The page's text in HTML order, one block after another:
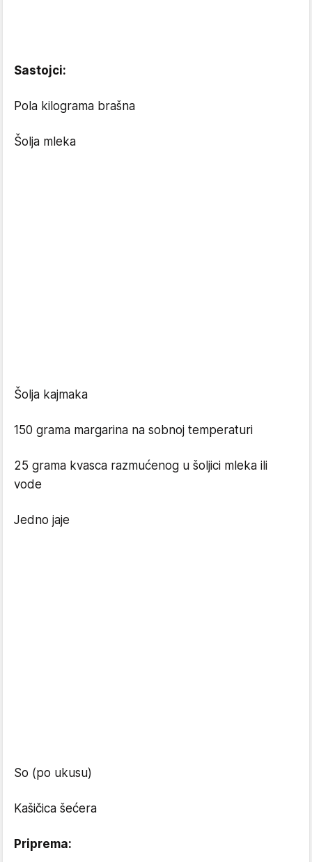
Sastojci:
Pola kilograma brašna
Šolja mleka
Šolja kajmaka
150 grama margarina na sobnoj temperaturi
25 grama kvasca razmućenog u šoljici mleka ili
vode
Jedno jaje
So (po ukusu)
Kašičica šećera
Priprema: